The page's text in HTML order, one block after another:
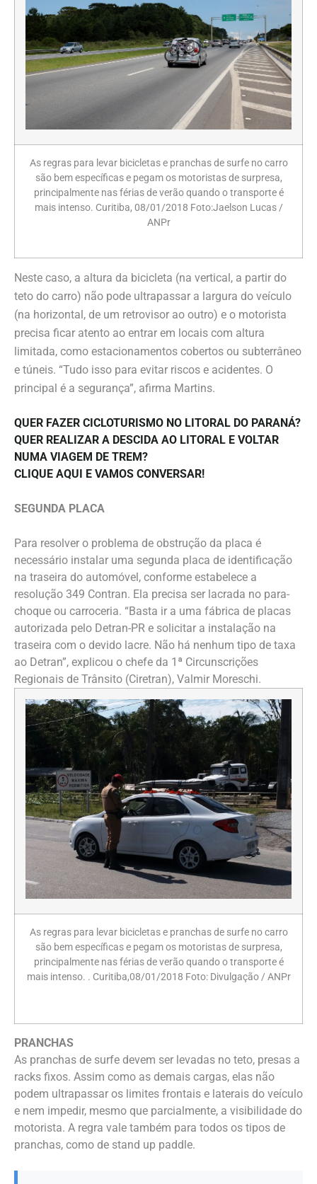
As regras para levar bicicletas e pranchas de surfe no carro
são bem específicas e pegam os motoristas de surpresa,
principalmente nas férias de verão quando o transporte é
mais intenso. Curitiba, 08/01/2018 Foto:Jaelson Lucas /
ANPr
Neste caso, a altura da bicicleta (na vertical, a partir do
teto do carro) não pode ultrapassar a largura do veículo
(na horizontal, de um retrovisor ao outro) e o motorista
precisa ficar atento ao entrar em locais com altura
limitada, como estacionamentos cobertos ou subterrâneo
e túneis. “Tudo isso para evitar riscos e acidentes. O
principal é a segurança”, afirma Martins.
QUER FAZER CICLOTURISMO NO LITORAL DO PARANÁ?
QUER REALIZAR A DESCIDA AO LITORAL E VOLTAR
NUMA VIAGEM DE TREM?
CLIQUE AQUI E VAMOS CONVERSAR!
SEGUNDA PLACA
Para resolver o problema de obstrução da placa é
necessário instalar uma segunda placa de identificação
na traseira do automóvel, conforme estabelece a
resolução 349 Contran. Ela precisa ser lacrada no para-
choque ou carroceria. “Basta ir a uma fábrica de placas
autorizada pelo Detran-PR e solicitar a instalação na
traseira com o devido lacre. Não há nenhum tipo de taxa
ao Detran”, explicou o chefe da 1ª Circunscrições
Regionais de Trânsito (Ciretran), Valmir Moreschi.
As regras para levar bicicletas e pranchas de surfe no carro
são bem específicas e pegam os motoristas de surpresa,
principalmente nas férias de verão quando o transporte é
mais intenso. . Curitiba,08/01/2018 Foto: Divulgação / ANPr
PRANCHAS
As pranchas de surfe devem ser levadas no teto, presas a
racks fixos. Assim como as demais cargas, elas não
podem ultrapassar os limites frontais e laterais do veículo
e nem impedir, mesmo que parcialmente, a visibilidade do
motorista. A regra vale também para todos os tipos de
pranchas, como de stand up paddle.